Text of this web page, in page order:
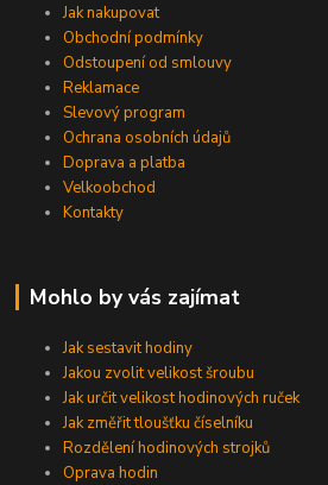
Jak nakupovat
Obchodní podmínky
Odstoupení od smlouvy
Reklamace
Slevový program
Ochrana osobních údajů
Doprava a platba
Velkoobchod
Kontakty
Mohlo by vás zajímat
Jak sestavit hodiny
Jakou zvolit velikost šroubu
Jak určit velikost hodinových ruček
Jak změřit tloušťku číselníku
Rozdělení hodinových strojků
Oprava hodin